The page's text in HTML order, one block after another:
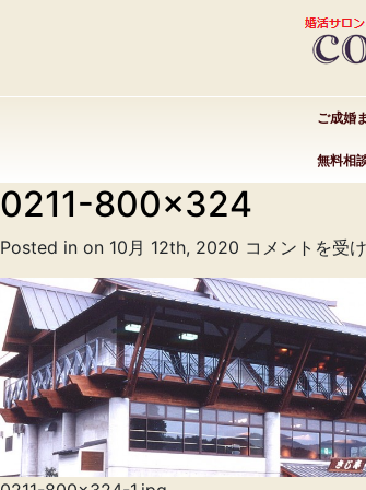
ご成婚
無料相
0211-800×324
Posted in on 10月 12th, 2020 0211-
800×324
は
コメントを受